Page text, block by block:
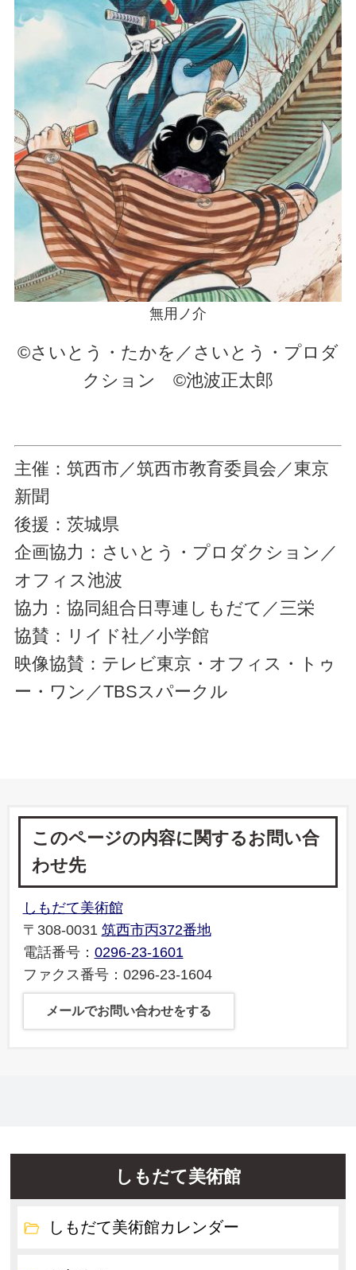
無用ノ介
©さいとう・たかを／さいとう・プロダ
クション ©池波正太郎
主催：筑西市／筑西市教育委員会／東京
新聞
後援：茨城県
企画協力：さいとう・プロダクション／
オフィス池波
協力：協同組合日専連しもだて／三栄
協賛：リイド社／小学館
映像協賛：テレビ東京・オフィス・トゥ
ー・ワン／TBSスパークル
このページの内容に関するお問い合
わせ先
しもだて美術館
〒308-0031 筑西市丙372番地
電話番号： 0296-23-1601
ファクス番号：0296-23-1604
メールでお問い合わせをする
しもだて美術館
しもだて美術館カレンダー